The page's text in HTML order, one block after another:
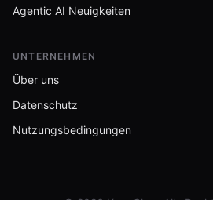
Agentic AI Neuigkeiten
UNTERNEHMEN
Über uns
Datenschutz
Nutzungsbedingungen